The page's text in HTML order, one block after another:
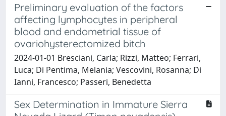
Preliminary evaluation of the factors
affecting lymphocytes in peripheral
blood and endometrial tissue of
ovariohysterectomized bitch
2024-01-01 Bresciani, Carla; Rizzi, Matteo; Ferrari,
Luca; Di Pentima, Melania; Vescovini, Rosanna; Di
Ianni, Francesco; Passeri, Benedetta
Sex Determination in Immature Sierra